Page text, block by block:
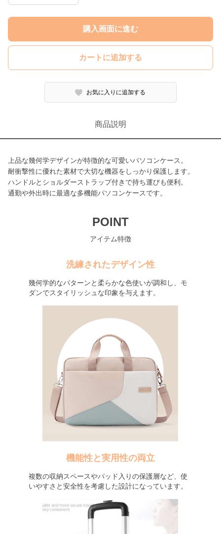
購入画面に進む
カートに追加する
お気に入りに追加する
商品説明
上品な幾何学デザインが特徴的な可愛いパソコンケース。
耐衝撃性に優れた素材で大切な機器をしっかり保護します。
ハンドルとショルダーストラップ付きで持ち運びも便利。
通勤や外出時に最適な多機能パソコンケースです。
POINT
アイテム特徴
洗練されたデザイン性
幾何学的なパターンと柔らかな色使いが調和し、モ
ダンでスタイリッシュな印象を与えます。
機能性と実用性の両立
複数の収納スペースやパッド入りの保護層など、使
いやすさと安全性を考慮した設計になっています。